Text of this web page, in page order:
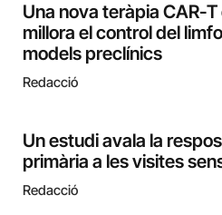
Una nova teràpia CAR-
millora el control del
models preclínics
Redacció
Un estudi avala la
primària a les visites
Redacció